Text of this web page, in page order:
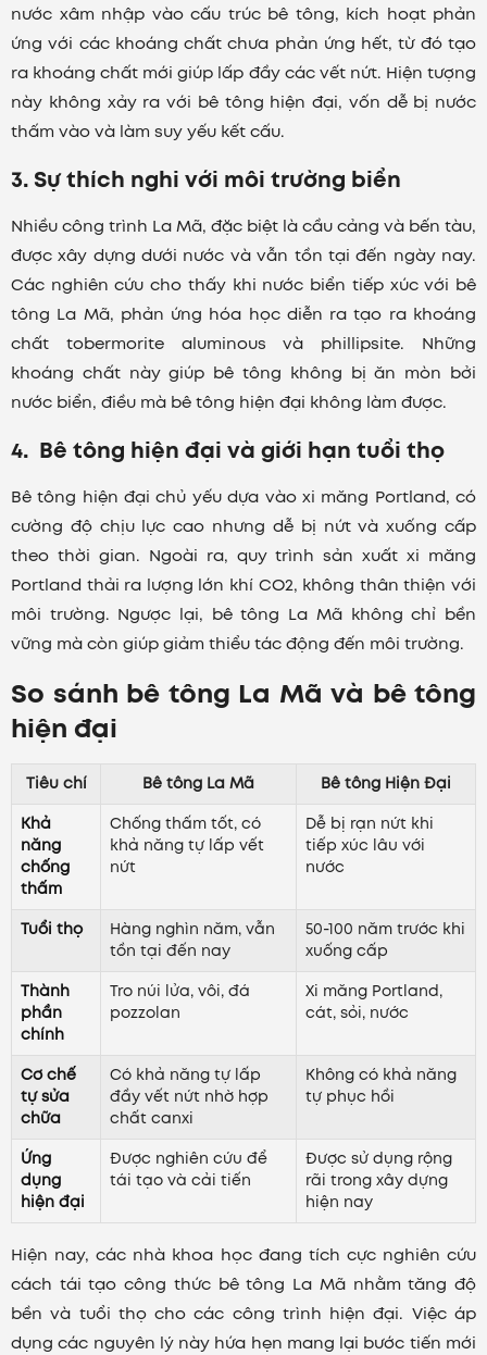
nước xâm nhập vào cấu trúc bê tông, kích hoạt phản
ứng với các khoáng chất chưa phản ứng hết, từ đó tạo
ra khoáng chất mới giúp lấp đầy các vết nứt. Hiện tượng
này không xảy ra với bê tông hiện đại, vốn dễ bị nước
thấm vào và làm suy yếu kết cấu.
3. Sự thích nghi với môi trường biển
Nhiều công trình La Mã, đặc biệt là cầu cảng và bến tàu,
được xây dựng dưới nước và vẫn tồn tại đến ngày nay.
Các nghiên cứu cho thấy khi nước biển tiếp xúc với bê
tông La Mã, phản ứng hóa học diễn ra tạo ra khoáng
chất tobermorite aluminous và phillipsite. Những
khoáng chất này giúp bê tông không bị ăn mòn bởi
nước biển, điều mà bê tông hiện đại không làm được.
4. Bê tông hiện đại và giới hạn tuổi thọ
Bê tông hiện đại chủ yếu dựa vào xi măng Portland, có
cường độ chịu lực cao nhưng dễ bị nứt và xuống cấp
theo thời gian. Ngoài ra, quy trình sản xuất xi măng
Portland thải ra lượng lớn khí CO2, không thân thiện với
môi trường. Ngược lại, bê tông La Mã không chỉ bền
vững mà còn giúp giảm thiểu tác động đến môi trường.
So sánh bê tông La Mã và bê tông
hiện đại
Tiêu chí Bê tông La Mã
Bê tông Hiện Đại
Khả
năng
chống
thấm
Chống thấm tốt, có
khả năng tự lấp vết
nứt
Dễ bị rạn nứt khi
tiếp xúc lâu với
nước
Tuổi thọ
Hàng nghìn năm, vẫn
tồn tại đến nay
50-100 năm trước khi
xuống cấp
Thành
phần
chính
Tro núi lửa, vôi, đá
pozzolan
Xi măng Portland,
cát, sỏi, nước
Cơ chế
tự sửa
chữa
Có khả năng tự lấp
đầy vết nứt nhờ hợp
chất canxi
Không có khả năng
tự phục hồi
Ứng
dụng
hiện đại
Được nghiên cứu để
tái tạo và cải tiến
Được sử dụng rộng
rãi trong xây dựng
hiện nay
Hiện nay, các nhà khoa học đang tích cực nghiên cứu
cách tái tạo công thức bê tông La Mã nhằm tăng độ
bền và tuổi thọ cho các công trình hiện đại. Việc áp
dụng các nguyên lý này hứa hẹn mang lại bước tiến mới